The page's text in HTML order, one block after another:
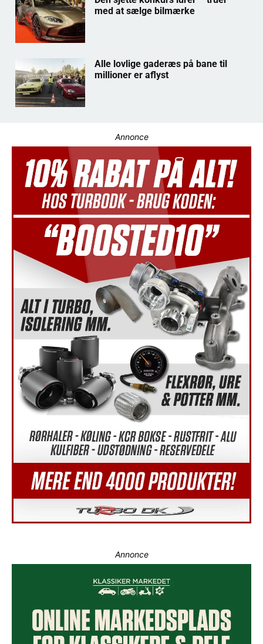
med at sælge bilmærke
Alle lovlige gaderæs på bane til
millioner er aflyst
Annonce
Annonce